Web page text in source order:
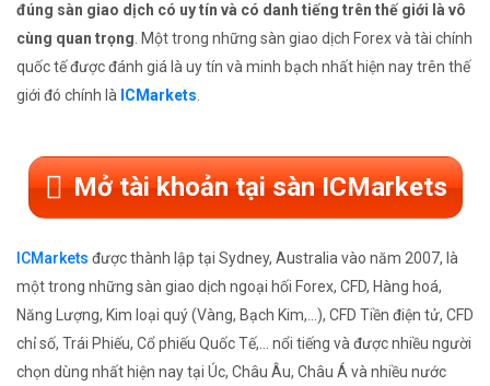
đúng sàn giao dịch có uy tín và có danh tiếng trên thế giới là vô
cùng quan trọng . Một trong những sàn giao dịch Forex và tài chính
quốc tế được đánh giá là uy tín và minh bạch nhất hiện nay trên thế
giới đó chính là ICMarkets
Mở tài khoản tại sàn ICMarkets
ICMarkets được thành lập tại Sydney, Australia vào năm 2007, là
một trong những sàn giao dịch ngoại hối Forex, CFD, Hàng hoá,
Năng Lượng, Kim loại quý (Vàng, Bạch Kim,...), CFD Tiền điện tử, CFD
chỉ số, Trái Phiếu, Cổ phiếu Quốc Tế,... nổi tiếng và được nhiều người
chọn dùng nhất hiện nay tại Úc, Châu Âu, Châu Á và nhiều nước